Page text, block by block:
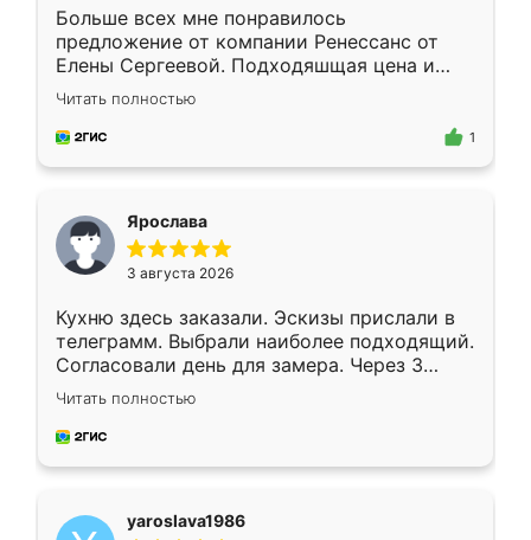
Больше всех мне понравилось
предложение от компании Ренессанс от
Елены Сергеевой. Подходяшщая цена и
короткие сроки изготовления. Приехавший
для замера сотрудник Владислав
предложил по моему эскизу самый
Читать полностью
1
Ярослава
3 августа 2026
Кухню здесь заказали. Эскизы прислали в
телеграмм. Выбрали наиболее подходящий.
Согласовали день для замера. Через 3
недели кухня была уже готова. Остались
довольны работой. Спасибо Ренессанс
мебель за качественную работу!
Читать полностью
yaroslava1986